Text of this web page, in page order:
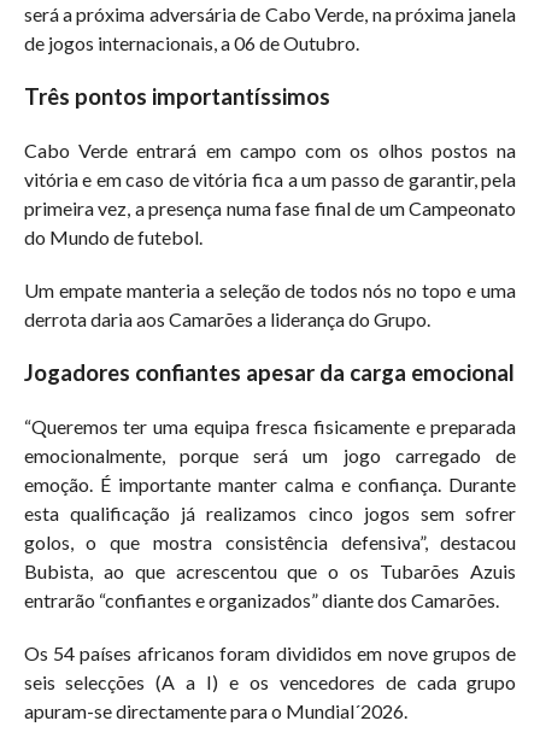
será a próxima adversária de Cabo Verde, na próxima janela
de jogos internacionais, a 06 de Outubro.
Três pontos importantíssimos
Cabo Verde entrará em campo com os olhos postos na
vitória e em caso de vitória fica a um passo de garantir, pela
primeira vez, a presença numa fase final de um Campeonato
do Mundo de futebol.
Um empate manteria a seleção de todos nós no topo e uma
derrota daria aos Camarões a liderança do Grupo.
Jogadores confiantes apesar da carga emocional
“Queremos ter uma equipa fresca fisicamente e preparada
emocionalmente, porque será um jogo carregado de
emoção. É importante manter calma e confiança. Durante
esta qualificação já realizamos cinco jogos sem sofrer
golos, o que mostra consistência defensiva”, destacou
Bubista, ao que acrescentou que o os Tubarões Azuis
entrarão “confiantes e organizados” diante dos Camarões.
Os 54 países africanos foram divididos em nove grupos de
seis selecções (A a I) e os vencedores de cada grupo
apuram-se directamente para o Mundial´2026.